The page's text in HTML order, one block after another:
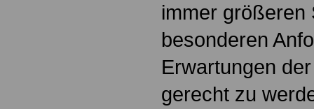
immer größeren
besonderen
Erwartungen
gerecht zu